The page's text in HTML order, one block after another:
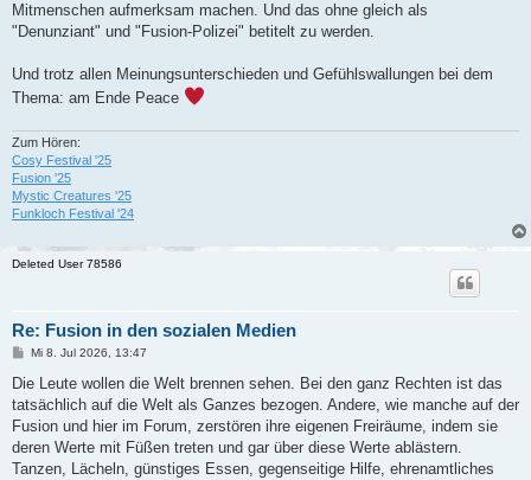
Mitmenschen aufmerksam machen. Und das ohne gleich als
"Denunziant" und "Fusion-Polizei" betitelt zu werden.
Und trotz allen Meinungsunterschieden und Gefühlswallungen bei dem
Thema: am Ende Peace
Zum Hören:
Cosy Festival '25
Fusion '25
Mystic Creatures '25
Funkloch Festival '24
Deleted User 78586
Re: Fusion in den sozialen Medien
B
i
r
a
Mi 8. Jul 2026, 13:47
Die Leute wollen die Welt brennen sehen. Bei den ganz Rechten ist das
tatsächlich auf die Welt als Ganzes bezogen. Andere, wie manche auf der
Fusion und hier im Forum, zerstören ihre eigenen Freiräume, indem sie
deren Werte mit Füßen treten und gar über diese Werte ablästern.
Tanzen, Lächeln, günstiges Essen, gegenseitige Hilfe, ehrenamtliches